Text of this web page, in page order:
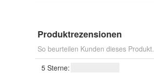
Produktrezensionen
So beurteilen Kunden dieses Produkt.
5 Sterne: